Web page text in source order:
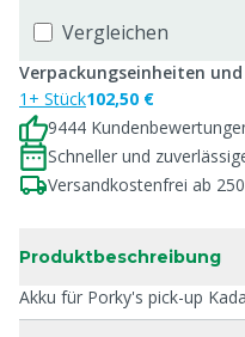
Vergleichen
Verpackungseinheiten
1+ Stück102,50 €
9444
Schneller und
Versandkostenfrei ab
Produktbeschreibung
Akku für Porky's pick-up